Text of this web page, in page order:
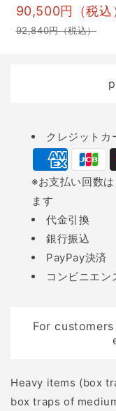
の擦れによる音が
ように注意が必要
で、カシャカシャ
猟者が事故防止の
着用するのが、ハ
ングベストです。
ズオレンジという
なカラーを採用し
り、狩猟者同士で
と認識するために
れています。人為
用しましょう。 た
場合、猟友会から
90,500円（税込
92,840円（税込）
methods
クレジットカ
※お支払い回数
ます
代金引換
銀行振込
PayPay決済
コンビニエン
For
Heavy items (box
box traps of